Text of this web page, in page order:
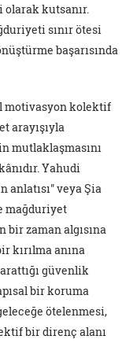
olarak kutsanır.
sınır ötesi
başarısında
motivasyon kolektif
arayışıyla
mutlaklaşmasını
Yahudi
veya Şia
mağduriyet
zaman algısına
kırılma anına
güvenlik
bir koruma
ötelenmesi,
bir direnç alanı